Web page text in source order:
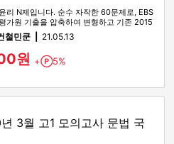
리 N제입니다. 순수 자작한 60문제로, EBS
가원 기출을 압축하여 변형하고 기존 2015
과정 교과…
철민쿤 21.05.13
원 + Point
5%
3월 고1 모의고사 문법 국